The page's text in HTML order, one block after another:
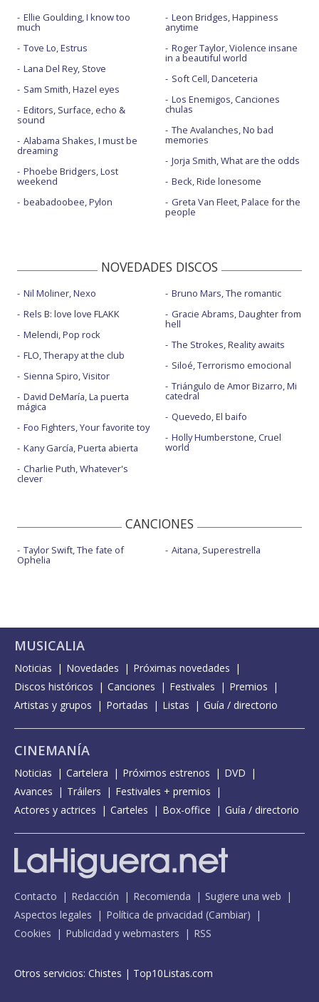
Ellie Goulding, I know too
much
Tove Lo, Estrus
Lana Del Rey, Stove
Sam Smith, Hazel eyes
Editors, Surface, echo &
sound
Alabama Shakes, I must be
dreaming
Phoebe Bridgers, Lost
weekend
beabadoobee, Pylon
Leon Bridges, Happiness
anytime
Roger Taylor, Violence insane
in a beautiful world
Soft Cell, Danceteria
Los Enemigos, Canciones
chulas
The Avalanches, No bad
memories
Jorja Smith, What are the odds
Beck, Ride lonesome
Greta Van Fleet, Palace for the
people
NOVEDADES DISCOS
Nil Moliner, Nexo
Rels B: love love FLAKK
Melendi, Pop rock
FLO, Therapy at the club
Sienna Spiro, Visitor
David DeMaría, La puerta
mágica
Foo Fighters, Your favorite toy
Kany García, Puerta abierta
Charlie Puth, Whatever's
clever
Bruno Mars, The romantic
Gracie Abrams, Daughter from
hell
The Strokes, Reality awaits
Siloé, Terrorismo emocional
Triángulo de Amor Bizarro, Mi
catedral
Quevedo, El baifo
Holly Humberstone, Cruel
world
CANCIONES
Taylor Swift, The fate of
Ophelia
Aitana, Superestrella
MUSICALIA
Noticias Novedades
Próximas novedades
Discos históricos
Canciones Festivales
Premios
Artistas y grupos
Portadas Listas Guía / directorio
CINEMANÍA
Noticias Cartelera Próximos estrenos
DVD
Avances
Tráilers
Festivales + premios
Actores y actrices
Carteles Box-office Guía / directorio
Contacto Redacción Recomienda
Sugiere una web
Aspectos legales
Política de privacidad (Cambiar)
Cookies
Publicidad y webmasters RSS
Otros servicios: Chistes | Top10Listas.com